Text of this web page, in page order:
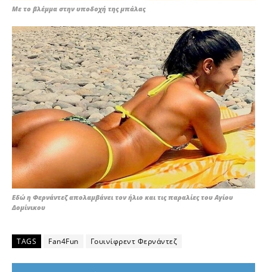
Με το βλέμμα στην υποδοχή της μπάλας
Εδώ η Φερνάντεζ απολαμβάνει τον ήλιο και τις παραλίες του Αγίου
Δομίνικου
TAGS Fan4Fun Γουινίφρεντ Φερνάντεζ